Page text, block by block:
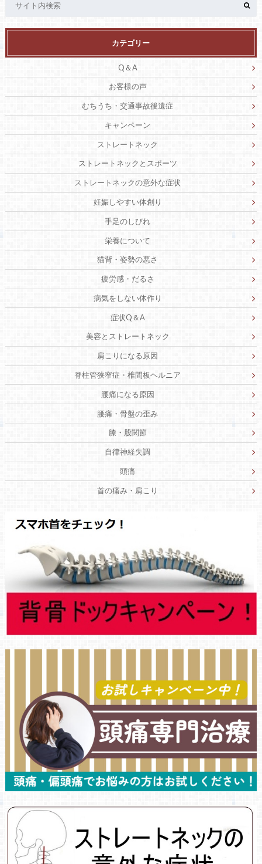
カテゴリー
Q＆A
お客様の声
むちうち・交通事故後遺症
キャンペーン
ストレートネック
ストレートネックとスポーツ
ストレートネックの意外な症状
妊娠しやすい体創り
手足のしびれ
栄養について
猫背・姿勢の悪さ
疲労感・だるさ
病気をしない体作り
症状Q＆A
美容とストレートネック
肩こりになる原因
脊柱管狭窄症・椎間板ヘルニア
腰痛になる原因
腰痛・骨盤の歪み
膝・股関節
自律神経失調
頭痛
首の痛み・肩こり